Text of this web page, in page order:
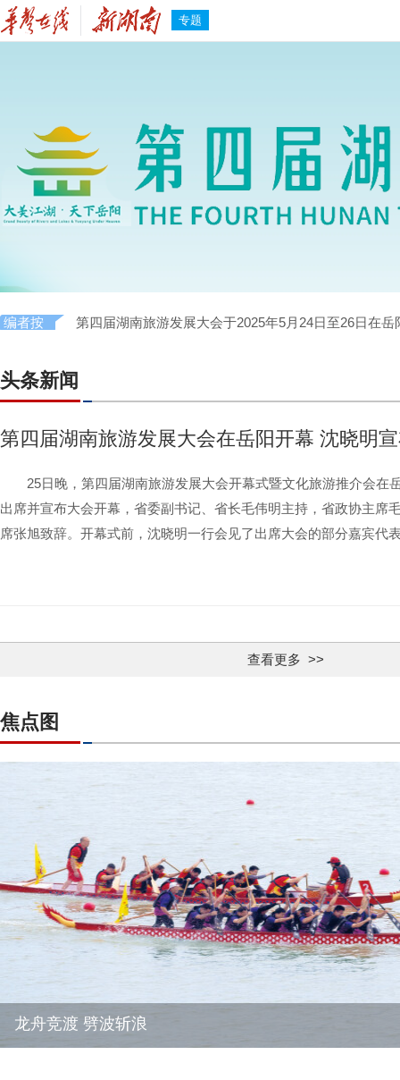
专题
编者按 第四届湖南旅游发展大会于2025年5月24日至26日在
头条新闻
第四届湖南旅游发展大会在岳阳开幕 沈晓明
25日晚，第四届湖南旅游发展大会开幕式暨文化旅游推介会在
出席并宣布大会开幕，省委副书记、省长毛伟明主持，省政协主席
席张旭致辞。开幕式前，沈晓明一行会见了出席大会的部分嘉宾代
查看更多 >>
焦点图
龙舟竞渡 劈波斩浪